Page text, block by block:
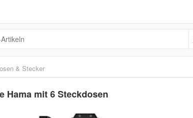
& Stecker
Hama mit 6 Steckdosen